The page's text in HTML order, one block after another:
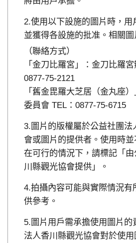
使用以下設施的圖片時，用
並獲得各設施的批准。相關圖
（聯絡方式）
「金刀比羅宮」：金刀比羅
0877-75-2121
「舊金毘羅大芝居（金丸座
委員會 TEL：0877-75-6715
圖片的版權屬於公益社團法
會或圖片的提供者。使用時
在可行的情況下，請標記「
川縣觀光協會提供」。
拍攝內容可能與實際情況有
供參考。
圖片用戶需承擔使用圖片的
法人香川縣觀光協會對於使